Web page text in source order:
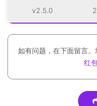
v2.5.0
如有问题，在下面留言
红